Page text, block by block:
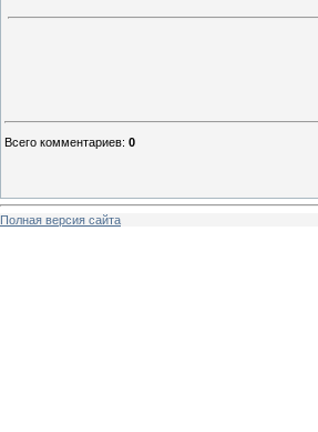
Всего комментариев: 0
Полная версия сайта